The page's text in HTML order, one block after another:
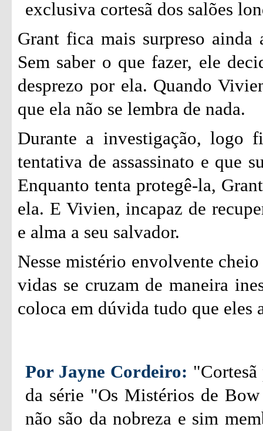
exclusiva cortesã dos salões
Grant fica mais surpreso ainda
Sem saber o que fazer, ele
desprezo por ela. Quando
que ela não se lembra de nada.
Durante a investigação, logo
tentativa de assassinato e que
Enquanto tenta protegê-la,
ela. E Vivien, incapaz de
e alma a seu salvador.
Nesse mistério envolvente
vidas se cruzam de maneira
coloca em dúvida tudo que eles
Por Jayne Cordeiro:
da série "Os Mistérios de
não são da nobreza e sim